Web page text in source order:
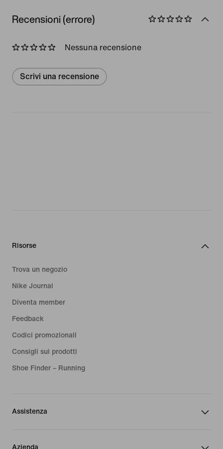
Recensioni (errore)
Nessuna recensione
Scrivi una recensione
Risorse
Trova un negozio
Nike Journal
Diventa member
Feedback
Codici promozionali
Consigli sui prodotti
Shoe Finder – Running
Assistenza
Azienda